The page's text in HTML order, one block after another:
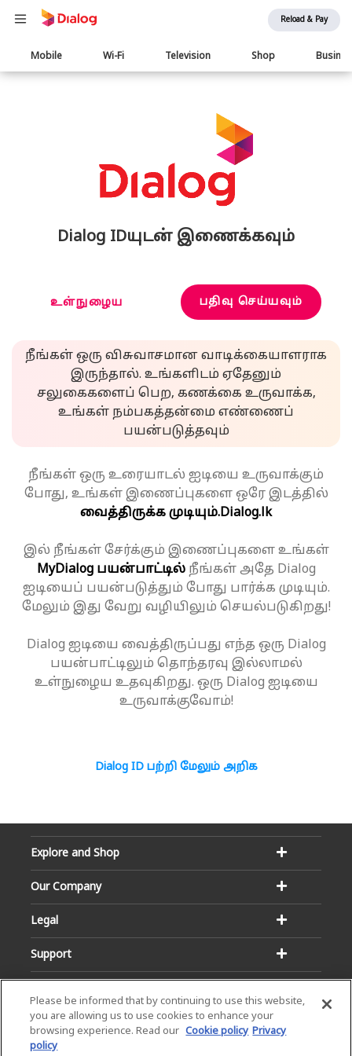
Reload & Pay
Main
navigation
Mobile Wi-Fi Television Shop
Dialog IDயுடன் இணைக்கவும்
உள்நுழைய பதிவு செய்யவும்
நீங்கள் ஒரு விசுவாசமான வாடிக்கையாளராக
இருந்தால். உங்களிடம் ஏதேனும்
சலுகைகளைப் பெற, கணக்கை உருவாக்க,
உங்கள் நம்பகத்தன்மை எண்ணைப்
பயன்படுத்தவும்
நீங்கள் ஒரு உரையாடல் ஐடியை உருவாக்கும்
போது, உங்கள் இணைப்புகளை ஒரே இடத்தில்
வைத்திருக்க முடியும்.Dialog.lk
இல் நீங்கள் சேர்க்கும் இணைப்புகளை உங்கள்
MyDialog பயன்பாட்டில்நீங்கள் அதே Dialog
ஐடியைப் பயன்படுத்தும் போது பார்க்க முடியும்.
மேலும் இது வேறு வழியிலும் செயல்படுகிறது!
Dialog ஐடியை வைத்திருப்பது எந்த ஒரு Dialog
பயன்பாட்டிலும் தொந்தரவு இல்லாமல்
உள்நுழைய உதவுகிறது. ஒரு Dialog ஐடியை
உருவாக்குவோம்!
Dialog ID பற்றி மேலும் அறிக
Explore and Shop
Our Company
Legal
Support
Please be informed that by continuing to use this website,
you are allowing us to use cookies to enhance your
browsing experience. Read our Cookie policy Privacy
policy